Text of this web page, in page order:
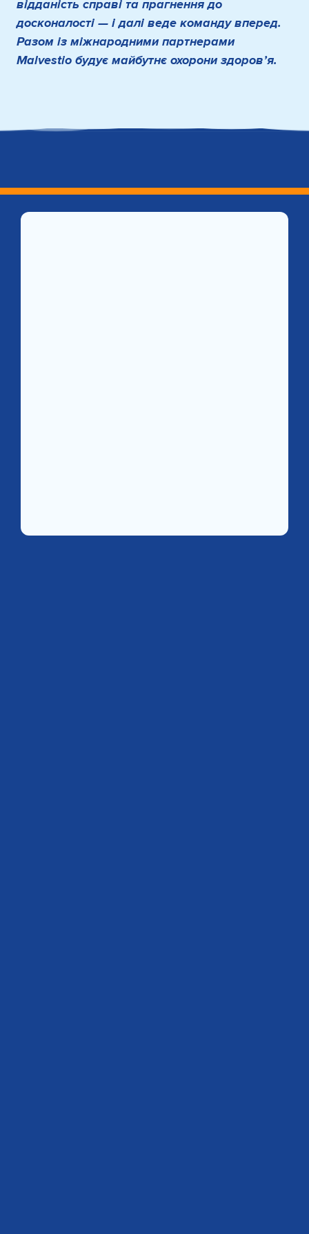
відданість справі та прагнення до
досконалості — і далі веде команду вперед.
Разом із міжнародними партнерами
Malvestio будує майбутнє охорони здоров’я.